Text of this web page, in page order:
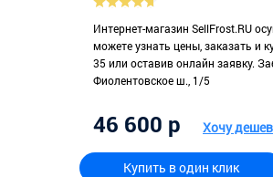
Интернет-магазин SellFrost.RU
можете узнать цены, заказать и
35 или оставив онлайн заявку.
Фиолентовское ш., 1/5
46 600 р Хочу
Купить в один клик